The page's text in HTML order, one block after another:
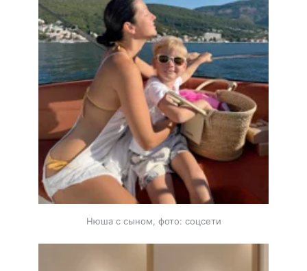
Нюша с сыном, фото: соцсети